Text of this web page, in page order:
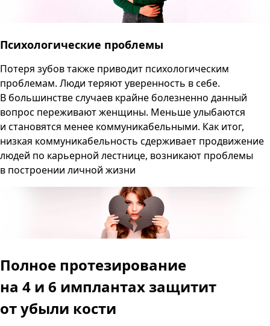
Психологические проблемы
Потеря зубов также приводит психологическим
проблемам. Люди теряют уверенность в себе.
В большинстве случаев крайне болезненно данный
вопрос переживают женщины. Меньше улыбаются
и становятся менее коммуникабельными. Как итог,
низкая коммуникабельность сдерживает продвижение
людей по карьерной лестнице, возникают проблемы
в построении личной жизни
Полное протезирование
на 4 и 6 имплантахзащитит
от убыли кости